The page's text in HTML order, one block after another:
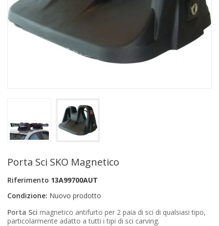
+
FORNITURE ESTETICA
+
SEXY SHOP
CASA E CUCINA
AUTO E MOTO
PROMOZIONI E COUPON
ARTICOLI IN OFFERTA
AREA RIVENDITORI
Porta Sci SKO Magnetico
Riferimento 13A99700AUT
Condizione: Nuovo prodotto
Porta Sci magnetico antifurto per 2 paia di sci di qualsiasi tipo,
particolarmente adatto a tutti i tipi di sci carving.